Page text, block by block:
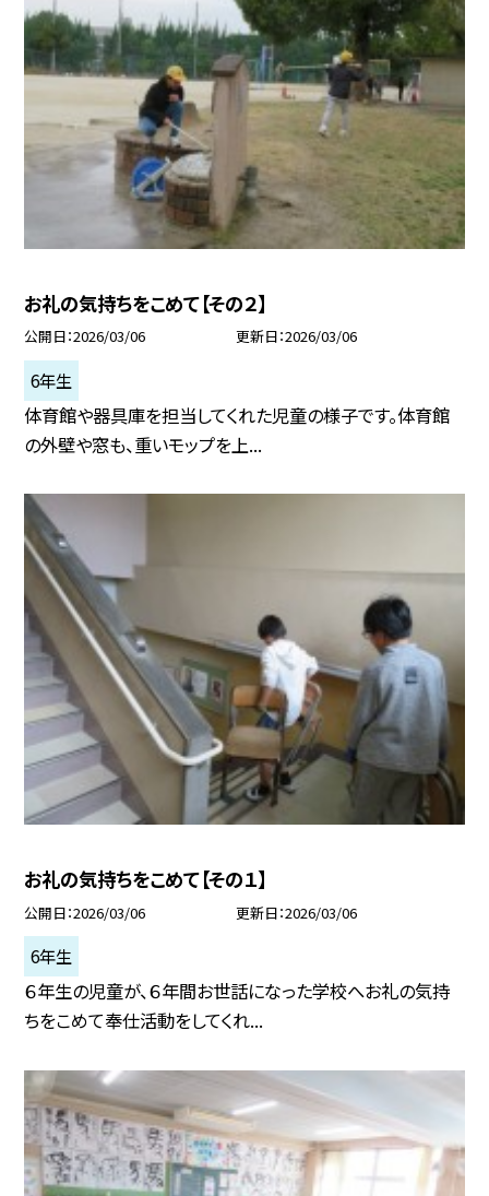
お礼の気持ちをこめて【その２】
公開日 2026/03/06 更新日 2026/03/06
6年生
体育館や器具庫を担当してくれた児童の様子です。体育館
の外壁や窓も、重いモップを上...
お礼の気持ちをこめて【その１】
公開日 2026/03/06 更新日 2026/03/06
6年生
６年生の児童が、６年間お世話になった学校へお礼の気持
ちをこめて奉仕活動をしてくれ...